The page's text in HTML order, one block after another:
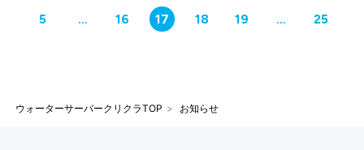
5 … 16 17 18 19 … 25
ウォーターサーバークリクラTOP お知らせ